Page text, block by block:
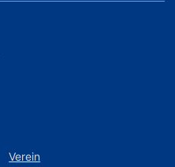
Verein